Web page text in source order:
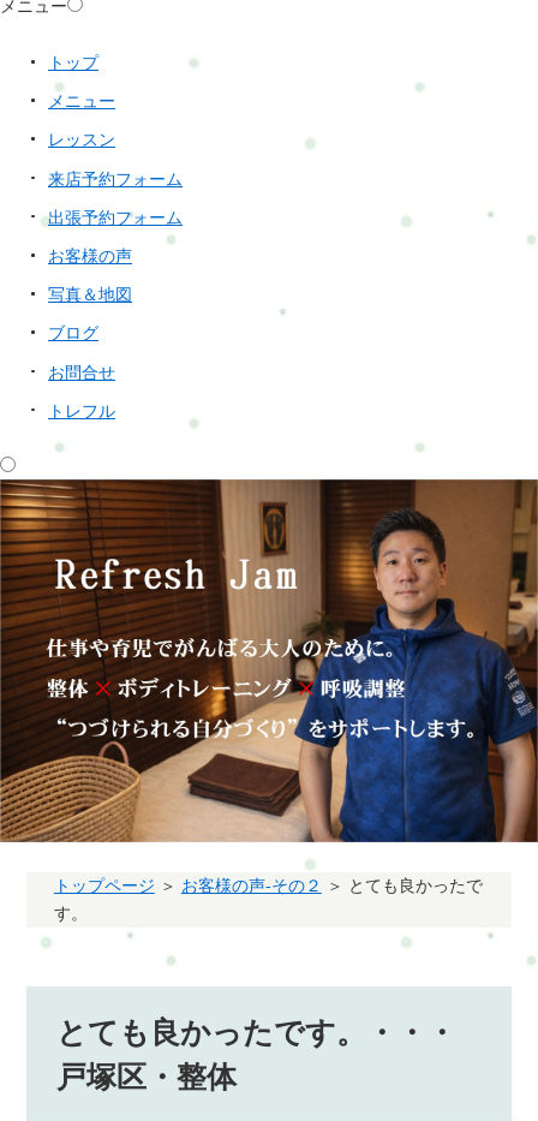
メニュー
トップ
メニュー
レッスン
来店予約フォーム
出張予約フォーム
お客様の声
写真＆地図
ブログ
お問合せ
トレフル
トップページ ＞ お客様の声-その２
＞ とても良かったで
す。
とても良かったです。・・・
戸塚区・整体